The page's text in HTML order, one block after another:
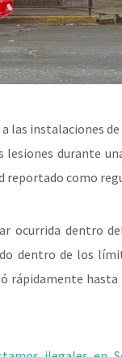
las instalaciones de
durante
reportado como
ocurrida dentro
dentro de los
rápidamente